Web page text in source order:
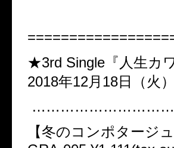
★3rd Single『人生カ
2018年12月18日（火
【冬のコンポタージ